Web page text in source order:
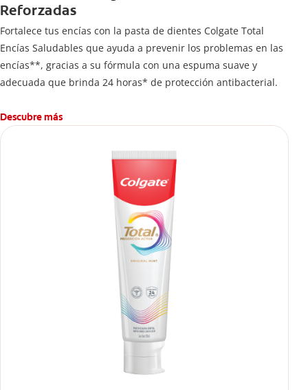
Reforzadas
Fortalece tus encías con la pasta de dientes Colgate Total
Encías Saludables que ayuda a prevenir los problemas en las
encías**, gracias a su fórmula con una espuma suave y
adecuada que brinda 24 horas* de protección antibacterial.
Descubre más